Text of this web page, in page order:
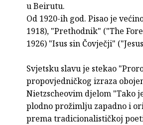
u Beirutu.
Od 1920-ih god. Pisao je
1918), "Prethodnik" ("The
1926) "Isus sin Čovječji"
Svjetsku slavu je stekao
propovjedničkog izraza
Nietzscheovim djelom "Tako
plodno prožimlju zapadno i
prema tradicionalističkoj